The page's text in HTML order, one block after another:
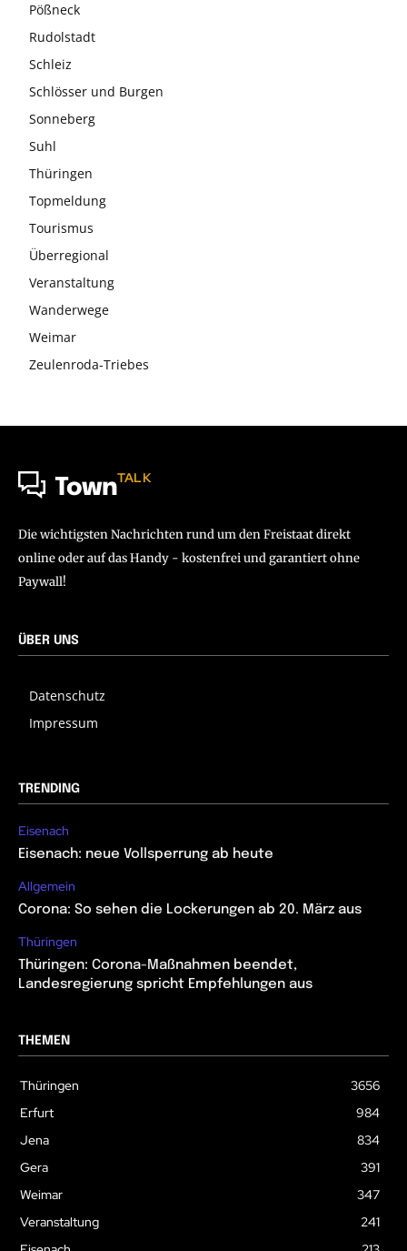
Pößneck
Rudolstadt
Schleiz
Schlösser und Burgen
Sonneberg
Suhl
Thüringen
Topmeldung
Tourismus
Überregional
Veranstaltung
Wanderwege
Weimar
Zeulenroda-Triebes
TownTALK
Die wichtigsten Nachrichten rund um den Freistaat direkt
online oder auf das Handy - kostenfrei und garantiert ohne
Paywall!
ÜBER UNS
Datenschutz
Impressum
TRENDING
Eisenach
Eisenach: neue Vollsperrung ab heute
Allgemein
Corona: So sehen die Lockerungen ab 20. März aus
Thüringen
Thüringen: Corona-Maßnahmen beendet,
Landesregierung spricht Empfehlungen aus
THEMEN
Thüringen
3656
Erfurt
984
Jena
834
Gera
391
Weimar
347
Veranstaltung
241